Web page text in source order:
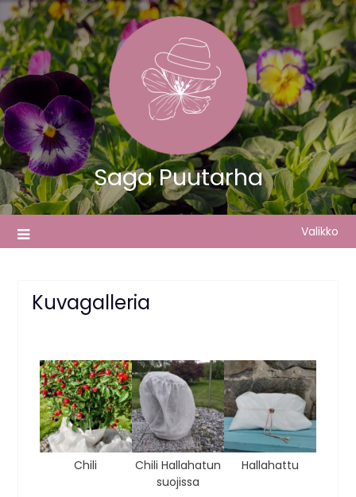
Saga Puutarha
Valikko
Kuvagalleria
Chili
Chili Hallahatun
suojissa
Hallahattu